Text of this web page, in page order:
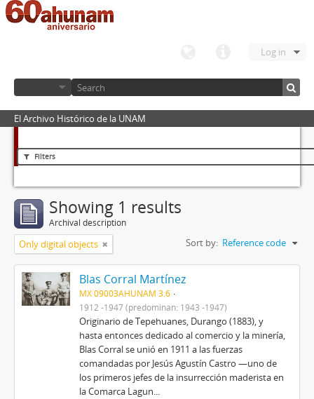
Log in
El Archivo Histórico de la UNAM
Filters
Showing 1 results
Archival description
Only digital objects Sort by: Reference code
Blas Corral Martínez
MX 09003AHUNAM 3.6
1912 -1947 (predominan: 1943 -1947)
Originario de Tepehuanes, Durango (1883), y
hasta entonces dedicado al comercio y la minería,
Blas Corral se unió en 1911 a las fuerzas
comandadas por Jesús Agustín Castro —uno de
los primeros jefes de la insurrección maderista en
la Comarca Lagun...